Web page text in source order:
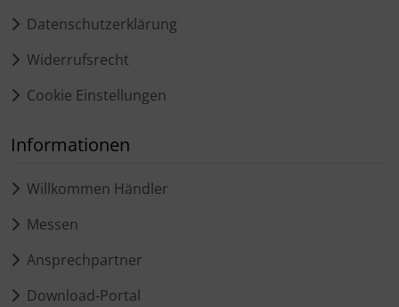
Datenschutzerklärung
Widerrufsrecht
Cookie Einstellungen
Informationen
Willkommen Händler
Messen
Ansprechpartner
Download-Portal